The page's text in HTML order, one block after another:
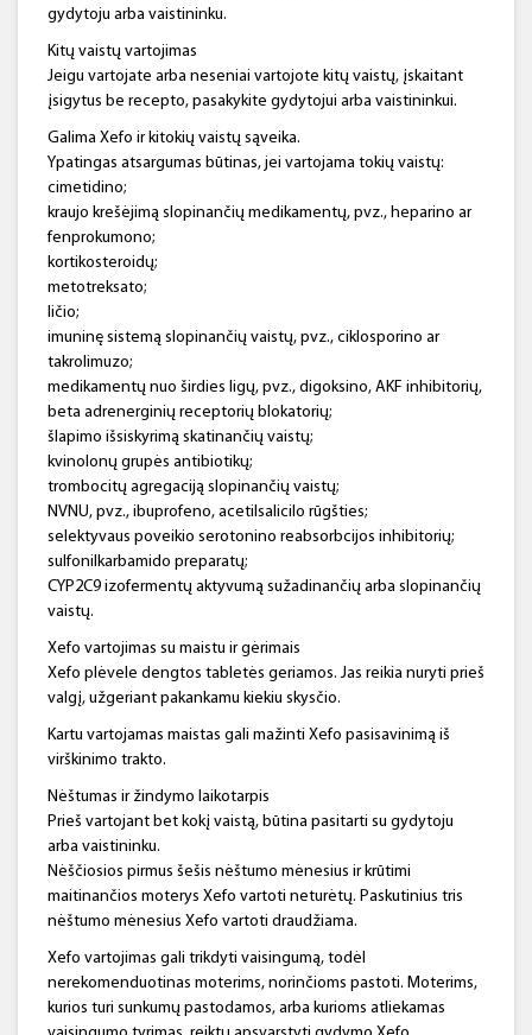
gydytoju arba vaistininku.
Kitų vaistų vartojimas
Jeigu vartojate arba neseniai vartojote kitų vaistų, įskaitant
įsigytus be recepto, pasakykite gydytojui arba vaistininkui.
Galima Xefo ir kitokių vaistų sąveika.
Ypatingas atsargumas būtinas, jei vartojama tokių vaistų:
cimetidino;
kraujo krešėjimą slopinančių medikamentų, pvz., heparino ar
fenprokumono;
kortikosteroidų;
metotreksato;
ličio;
imuninę sistemą slopinančių vaistų, pvz., ciklosporino ar
takrolimuzo;
medikamentų nuo širdies ligų, pvz., digoksino, AKF inhibitorių,
beta adrenerginių receptorių blokatorių;
šlapimo išsiskyrimą skatinančių vaistų;
kvinolonų grupės antibiotikų;
trombocitų agregaciją slopinančių vaistų;
NVNU, pvz., ibuprofeno, acetilsalicilo rūgšties;
selektyvaus poveikio serotonino reabsorbcijos inhibitorių;
sulfonilkarbamido preparatų;
CYP2C9 izofermentų aktyvumą sužadinančių arba slopinančių
vaistų.
Xefo vartojimas su maistu ir gėrimais
Xefo plėvele dengtos tabletės geriamos. Jas reikia nuryti prieš
valgį, užgeriant pakankamu kiekiu skysčio.
Kartu vartojamas maistas gali mažinti Xefo pasisavinimą iš
virškinimo trakto.
Nėštumas ir žindymo laikotarpis
Prieš vartojant bet kokį vaistą, būtina pasitarti su gydytoju
arba vaistininku.
Nėščiosios pirmus šešis nėštumo mėnesius ir krūtimi
maitinančios moterys Xefo vartoti neturėtų. Paskutinius tris
nėštumo mėnesius Xefo vartoti draudžiama.
Xefo vartojimas gali trikdyti vaisingumą, todėl
nerekomenduotinas moterims, norinčioms pastoti. Moterims,
kurios turi sunkumų pastodamos, arba kurioms atliekamas